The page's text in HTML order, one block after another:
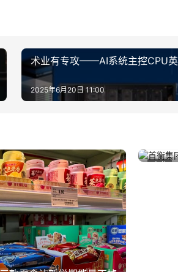
术业有专攻——AI系统主控CPU
2025年6月20日 11:00
首衡
2025年7